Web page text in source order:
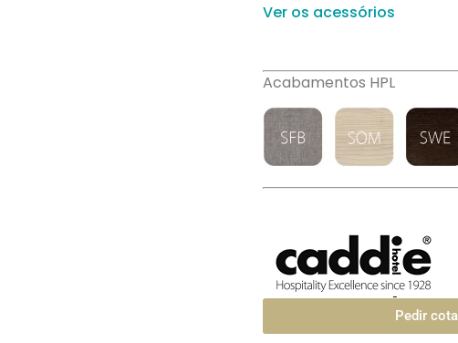
Ver os acessórios
Acabamentos HPL
Pedir